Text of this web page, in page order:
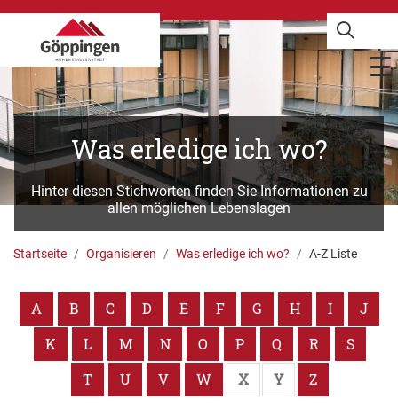
Was erledige ich wo?
Hinter diesen Stichworten finden Sie Informationen zu
allen möglichen Lebenslagen
Startseite Organisieren Was erledige ich wo? A-Z Liste
A B C D E F G H I
J
K
L M N O P Q R
S
T
U V W X Y Z